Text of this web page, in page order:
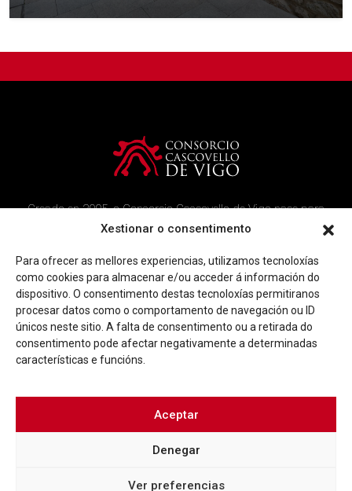
Xestionar o consentimento
Para ofrecer as mellores experiencias, utilizamos tecnoloxías
como cookies para almacenar e/ou acceder á información do
dispositivo. O consentimento destas tecnoloxías permitiranos
procesar datos como o comportamento de navegación ou ID
únicos neste sitio. A falta de consentimento ou a retirada do
consentimento pode afectar negativamente a determinadas
características e funcións.
Aceptar
Denegar
Ver preferencias
Creado en 2005, o Consorcio Cascovello de Vigo nace para
atender aos veciños do casco histórico, creando un ambicioso
Imaxe corporativa Contacto
Facebook Twitter Youtube
Instagram
Rúa Ferrería, 45 Baixo 36202 Vigo (Pontevedra)
info@consorciocascovellovigo.org
Política de privacidade Aviso Legal